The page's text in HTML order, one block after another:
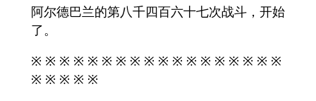
阿尔德巴兰的第八千四百六十七次战斗，开始
了。
※ ※ ※ ※ ※ ※ ※ ※ ※ ※ ※ ※ ※ ※ ※ ※ ※ ※
※ ※ ※ ※ ※